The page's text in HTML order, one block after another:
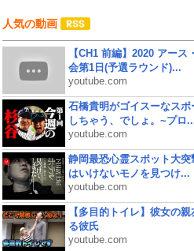
人気の動画
【CH1 前編】2020 アー
会第1日(予選ラウンド)...
youtube.com
石橋貴明がゴイスーなス
しちゃう、でしょ。~プロ
youtube.com
静岡最恐心霊スポット大
はいけないモノを見つけ...
youtube.com
【多目的トイレ】彼女の
る彼氏
youtube.com